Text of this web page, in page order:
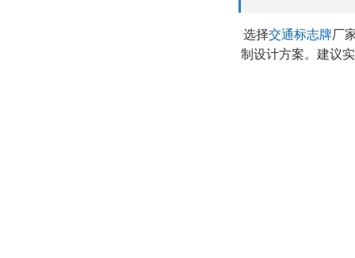
选择交通标志牌厂
制设计方案。建议